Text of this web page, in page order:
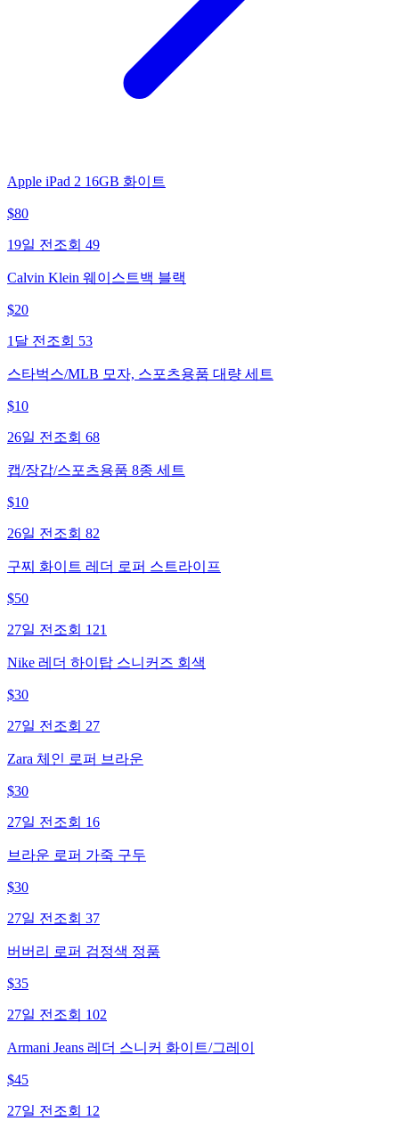
Apple iPad 2 16GB 화이트
$80
19일 전 조회 49
Calvin Klein 웨이스트백 블랙
$20
1달 전 조회 53
스타벅스/MLB 모자, 스포츠용품 대량 세트
$10
26일 전 조회 68
캡/장갑/스포츠용품 8종 세트
$10
26일 전 조회 82
구찌 화이트 레더 로퍼 스트라이프
$50
27일 전 조회 121
Nike 레더 하이탑 스니커즈 회색
$30
27일 전 조회 27
Zara 체인 로퍼 브라운
$30
27일 전 조회 16
브라운 로퍼 가죽 구두
$30
27일 전 조회 37
버버리 로퍼 검정색 정품
$35
27일 전 조회 102
Armani Jeans 레더 스니커 화이트/그레이
$45
27일 전 조회 12